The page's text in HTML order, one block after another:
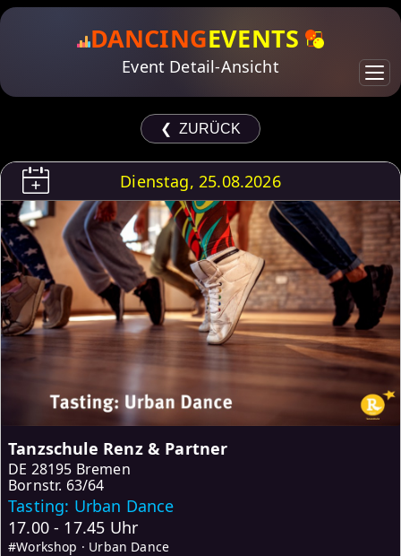
DANCINGEVENTS
Event Detail-Ansicht
❮ ZURÜCK
Dienstag, 25.08.2026
Tanzschule Renz & Partner
DE 28195 Bremen
Bornstr. 63/64
Tasting: Urban Dance
17.00 - 17.45 Uhr
#Workshop · Urban Dance